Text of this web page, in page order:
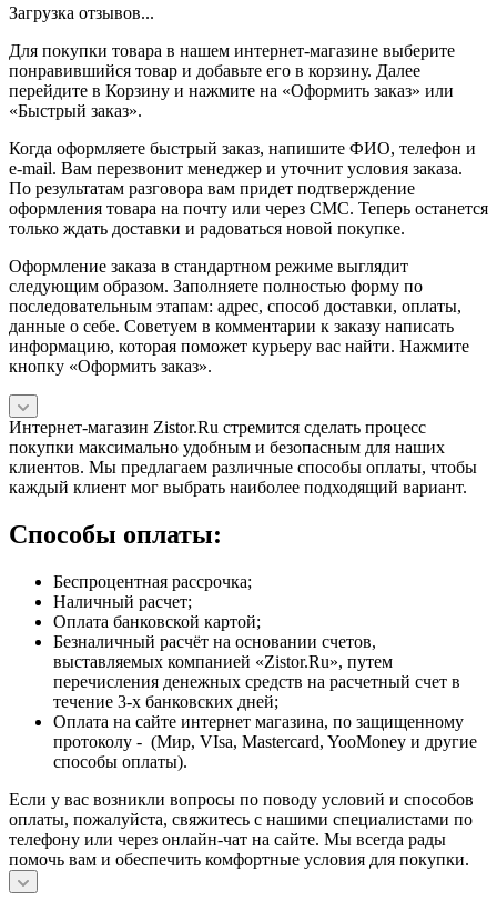
Загрузка отзывов...
Для покупки товара в нашем интернет-магазине выберите
понравившийся товар и добавьте его в корзину. Далее
перейдите в Корзину и нажмите на «Оформить заказ» или
«Быстрый заказ».
Когда оформляете быстрый заказ, напишите ФИО, телефон и
e-mail. Вам перезвонит менеджер и уточнит условия заказа.
По результатам разговора вам придет подтверждение
оформления товара на почту или через СМС. Теперь останется
только ждать доставки и радоваться новой покупке.
Оформление заказа в стандартном режиме выглядит
следующим образом. Заполняете полностью форму по
последовательным этапам: адрес, способ доставки, оплаты,
данные о себе. Советуем в комментарии к заказу написать
информацию, которая поможет курьеру вас найти. Нажмите
кнопку «Оформить заказ».
Интернет-магазин Zistor.Ru стремится сделать процесс
покупки максимально удобным и безопасным для наших
клиентов. Мы предлагаем различные способы оплаты, чтобы
каждый клиент мог выбрать наиболее подходящий вариант.
Способы оплаты:
Беспроцентная рассрочка;
Наличный расчет;
Оплата банковской картой;
Безналичный расчёт на основании счетов,
выставляемых компанией «Zistor.Ru», путем
перечисления денежных средств на расчетный счет в
течение 3-х банковских дней;
Оплата на сайте интернет магазина, по защищенному
протоколу - (Мир, VIsa, Mastercard, YooMoney и другие
способы оплаты).
Если у вас возникли вопросы по поводу условий и способов
оплаты, пожалуйста, свяжитесь с нашими специалистами по
телефону или через онлайн-чат на сайте. Мы всегда рады
помочь вам и обеспечить комфортные условия для покупки.